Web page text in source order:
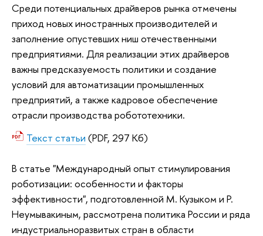
Среди потенциальных драйверов рынка отмечены
приход новых иностранных производителей и
заполнение опустевших ниш отечественными
предприятиями. Для реализации этих драйверов
важны предсказуемость политики и создание
условий для автоматизации промышленных
предприятий, а также кадровое обеспечение
отрасли производства робототехники.
Текст статьи (PDF, 297 Кб)
В статье "Международный опыт стимулирования
роботизации: особенности и факторы
эффективности", подготовленной М. Кузыком и Р.
Неумывакиным, рассмотрена политика России и ряда
индустриальноразвитых стран в области